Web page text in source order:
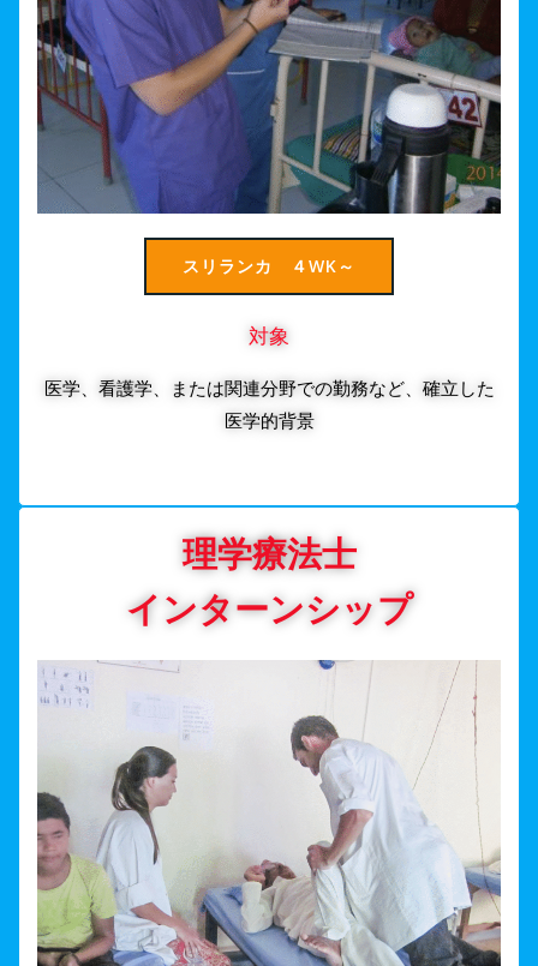
スリランカ ４WK～
対象
医学、看護学、または関連分野での勤務など、確立した
医学的背景
理学療法士
インターンシップ